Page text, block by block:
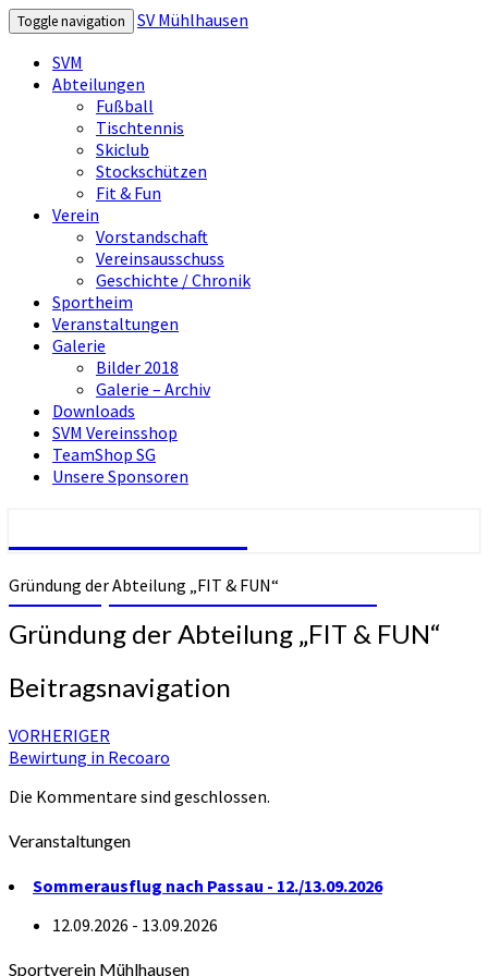
Toggle navigation
SV Mühlhausen
SVM
Abteilungen
Fußball
Tischtennis
Skiclub
Stockschützen
Fit & Fun
Verein
Vorstandschaft
Vereinsausschuss
Geschichte / Chronik
Sportheim
Veranstaltungen
Galerie
Bilder 2018
Galerie – Archiv
Downloads
SVM Vereinsshop
TeamShop SG
Unsere Sponsoren
SVM – Sportverein Mühlhausen
Gründung der Abteilung „FIT & FUN“
Gründung der Abteilung „FIT & FUN“
Beitragsnavigation
VORHERIGER
Bewirtung in Recoaro
Die Kommentare sind geschlossen.
Veranstaltungen
Sommerausflug nach Passau - 12./13.09.2026
12.09.2026 - 13.09.2026
Sportverein Mühlhausen